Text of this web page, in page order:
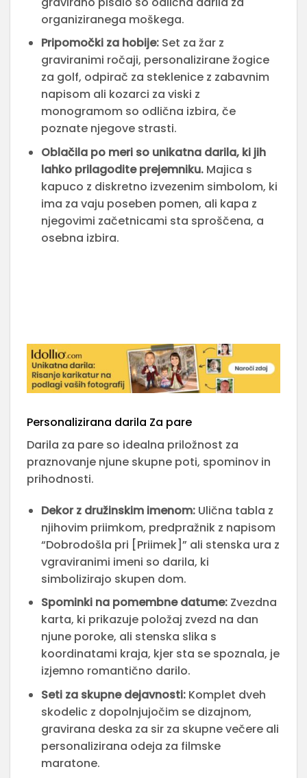
organiziranega moškega.
Pripomočki za hobije:Set za žar z
graviranimi ročaji, personalizirane žogice
za golf, odpirač za steklenice z zabavnim
napisom ali kozarci za viski z
monogramom so odlična izbira, če
poznate njegove strasti.
Oblačila po meri so unikatna darila, ki jih
lahko prilagodite prejemniku.Majica s
kapuco z diskretno izvezenim simbolom, ki
ima za vaju poseben pomen, ali kapa z
njegovimi začetnicami sta sproščena, a
osebna izbira.
Personalizirana darila Za pare
Darila za pare so idealna priložnost za
praznovanje njune skupne poti, spominov in
prihodnosti.
Dekor z družinskim imenom:Ulična tabla z
njihovim priimkom, predpražnik z napisom
“Dobrodošla pri [Priimek]” ali stenska ura z
vgraviranimi imeni so darila, ki
simbolizirajo skupen dom.
Spominki na pomembne datume:Zvezdna
karta, ki prikazuje položaj zvezd na dan
njune poroke, ali stenska slika s
koordinatami kraja, kjer sta se spoznala, je
izjemno romantično darilo.
Seti za skupne dejavnosti:Komplet dveh
skodelic z dopolnjujočim se dizajnom,
gravirana deska za sir za skupne večere ali
personalizirana odeja za filmske
maratone.